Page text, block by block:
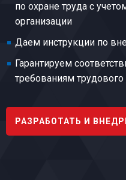
по охране труда с
организации
Даем инструкции по
Гарантируем
требованиям
РАЗРАБОТАТЬ И